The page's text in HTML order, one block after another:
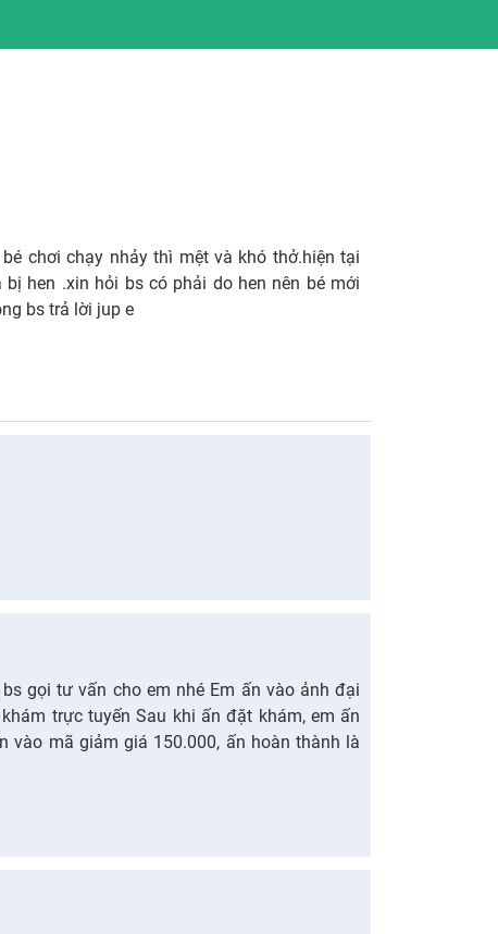
chơi chạy nhảy thì mệt và khó thở.hiện tại
hen .xin hỏi bs có phải do hen nên bé mới
bs trả lời jup e
gọi tư vấn cho em nhé Em ấn vào ảnh đại
trực tuyến Sau khi ấn đặt khám, em ấn
vào mã giảm giá 150.000, ấn hoàn thành là